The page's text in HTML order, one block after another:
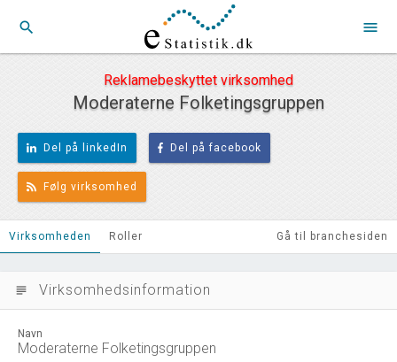
search menu
Reklamebeskyttet virksomhed
Moderaterne Folketingsgruppen
Del på linkedIn Del på facebook
Følg virksomhed
Virksomheden Roller Gå til branchesiden
subject Virksomhedsinformation
Navn
Moderaterne Folketingsgruppen